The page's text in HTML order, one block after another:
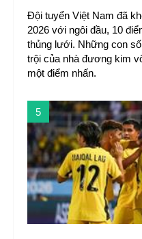
Đội tuyển Việt Nam đã
2026 với ngôi đầu, 10
thủng lưới. Những con
trội của nhà đương kim
một điểm nhấn.
5